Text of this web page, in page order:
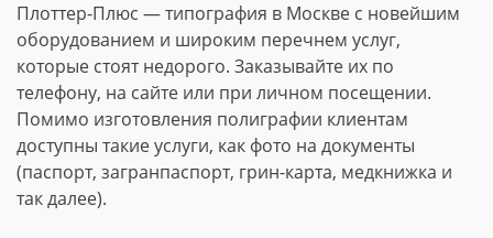
Плоттер-Плюс — типография в Москве с новейшим
оборудованием и широким перечнем услуг,
которые стоят недорого. Заказывайте их по
телефону, на сайте или при личном посещении.
Помимо изготовления полиграфии клиентам
доступны такие услуги, как фото на документы
(паспорт, загранпаспорт, грин-карта, медкнижка и
так далее).